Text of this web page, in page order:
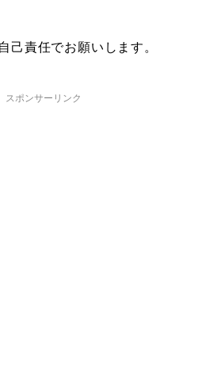
己責任でお願いします。
スポンサーリンク